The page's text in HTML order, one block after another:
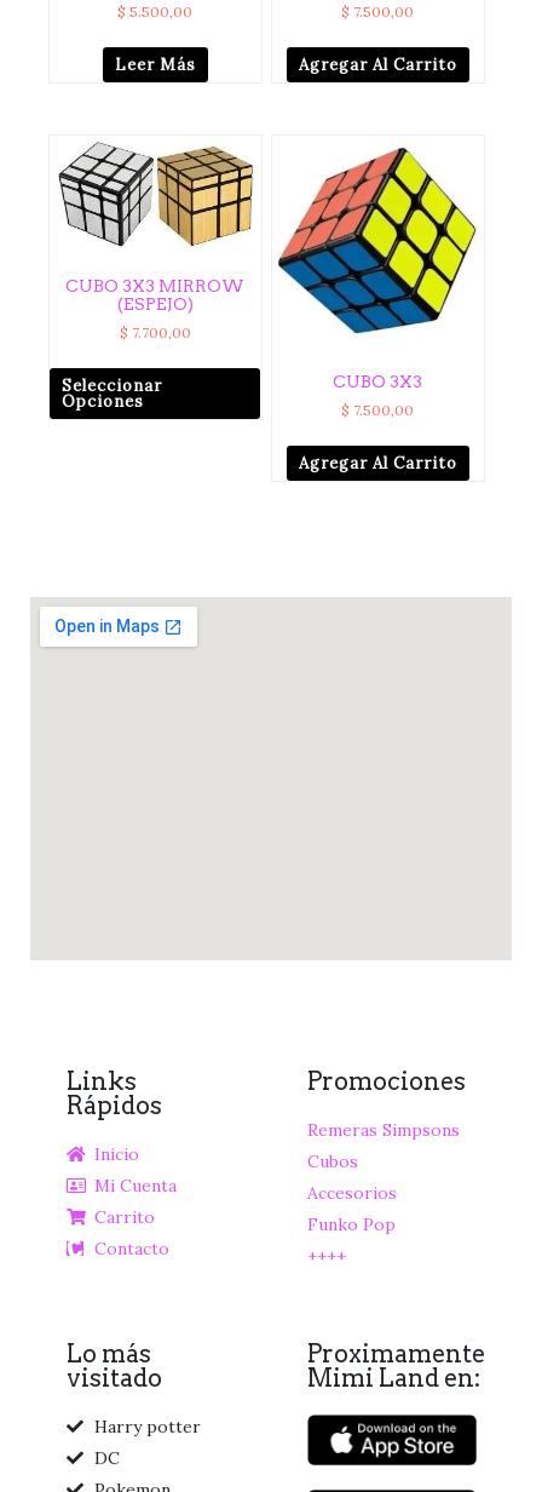
$ 5.500,00
Leer Más
$ 7.500,00
Agregar Al Carrito
CUBO 3X3 MIRROW
(ESPEJO)
$ 7.700,00
Seleccionar
Opciones
CUBO 3X3
$ 7.500,00
Agregar Al Carrito
Links
Rápidos
Inicio
Mi Cuenta
Carrito
Contacto
Promociones
Remeras Simpsons
Cubos
Accesorios
Funko Pop
++++
Lo más
visitado
Harry potter
DC
Proximamente
Mimi Land en: